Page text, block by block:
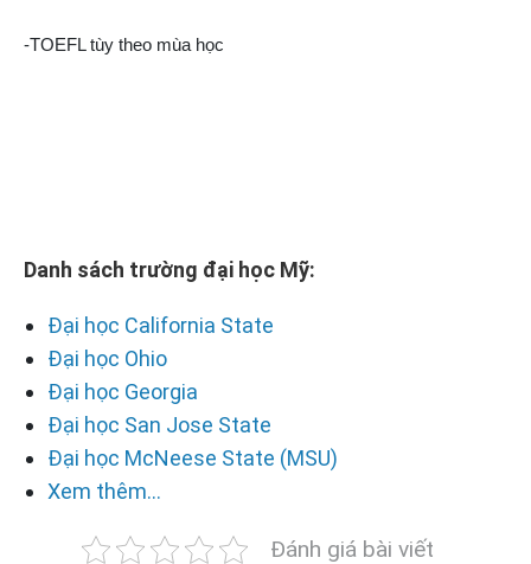
-TOEFL tùy theo mùa học
Danh sách trường đại học Mỹ:
Đại học California State
Đại học Ohio
Đại học Georgia
Đại học San Jose State
Đại học McNeese State (MSU)
Xem thêm...
Đánh giá bài viết